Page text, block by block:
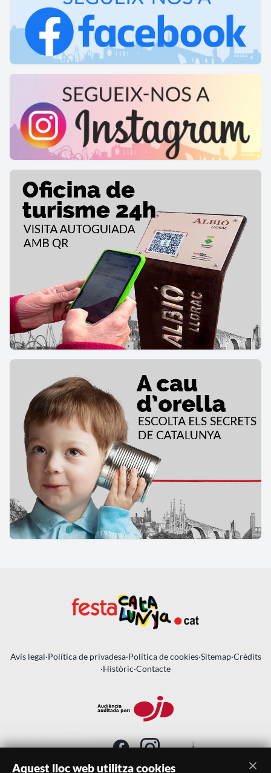
Avís legal·Política de privadesa·Política de cookies·Sitemap·Crèdits
·Històric·Contacte
Aquest lloc web utilitza cookies